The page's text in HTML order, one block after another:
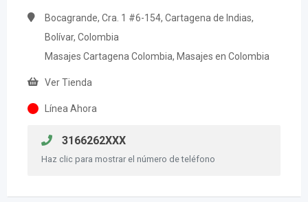
Bocagrande, Cra. 1 #6-154, Cartagena de Indias,
Bolívar, Colombia
Masajes Cartagena Colombia, Masajes en Colombia
Ver Tienda
Línea Ahora
3166262XXX
Haz clic para mostrar el número de teléfono